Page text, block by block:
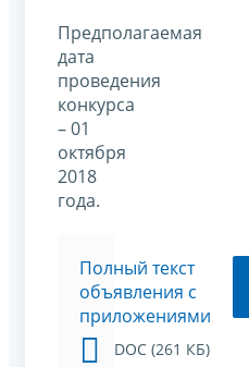
Предполагаемая
дата
проведения
конкурса
– 01
октября
2018
года.
Полный текст
объявления с
приложениями
DOC (261 КБ)